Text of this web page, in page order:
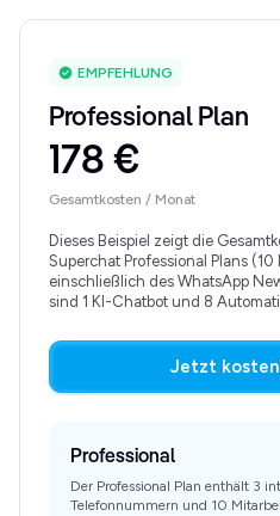
Professional Plan
EMPFEHLUNG
178 €
Gesamtkosten / Monat
Dieses Beispiel zeigt die
Superchat Professional Plans
einschließlich des WhatsApp
sind 1 KI-Chatbot und 8
Jetzt
Professional
Der Professional Plan enthält 3
Telefonnummern und 10